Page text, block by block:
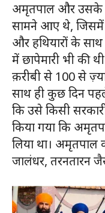
अमृतपाल और उसके
सामने आए थे,
और हथियारों के
में छापेमारी भी की
क़रीबी से 100 से
साथ ही कुछ दिन
कि उसे किसी
किया गया कि
लिया था। अमृतपाल
जालंधर, तरनतारन